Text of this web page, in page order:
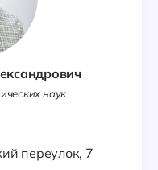
наук
переулок, 7